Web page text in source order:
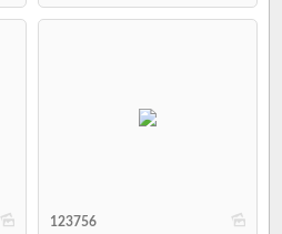
b b
123756